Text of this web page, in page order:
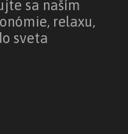
sa naším
relaxu,
sveta